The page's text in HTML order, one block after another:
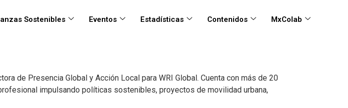
Sostenibles Eventos Estadísticas Contenidos
MxColab
de Presencia Global y Acción Local para WRI Global. Cuenta con más de 20
impulsando políticas sostenibles, proyectos de movilidad urbana,